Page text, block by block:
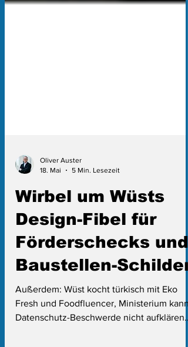
18. Mai
5 Min. Lesezeit
Wirbel um Wüsts
Design-Fibel für
Förderschecks und
Baustellen-Schilder
Außerdem: Wüst kocht türkisch mit Eko
Fresh und Foodfluencer, Ministerium kann